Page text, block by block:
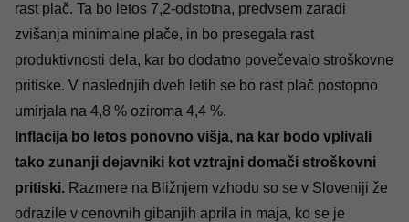
rast plač. Ta bo letos 7,2-odstotna, predvsem zaradi
zvišanja minimalne plače, in bo presegala rast
produktivnosti dela, kar bo dodatno povečevalo stroškovne
pritiske. V naslednjih dveh letih se bo rast plač postopno
umirjala na 4,8 % oziroma 4,4 %.
Inflacija bo letos ponovno višja, na kar bodo vplivali
tako zunanji dejavniki kot vztrajni domači stroškovni
pritiski. Razmere na Bližnjem vzhodu so se v Sloveniji že
odrazile v cenovnih gibanjih aprila in maja, ko se je